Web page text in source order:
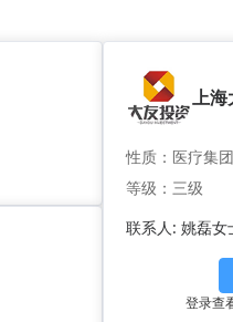
性质：医疗集团
等级：三级
联系人: 姚磊女
登录查